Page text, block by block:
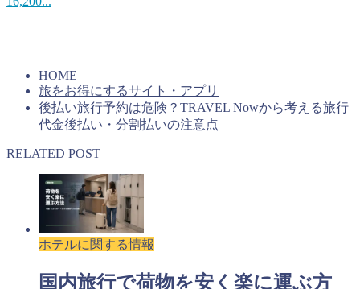
HOME
旅をお得にするサイト・アプリ
後払い旅行予約は危険？TRAVEL Nowから考える旅行
代金後払い・分割払いの注意点
RELATED POST
ホテルに関する情報
国内旅行で荷物を安く楽に運ぶ方